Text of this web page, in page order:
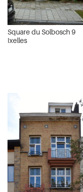
Square du Solbosch 9
Ixelles